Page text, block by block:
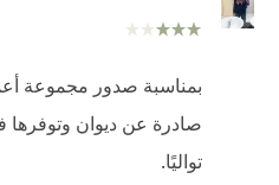
بمناسبة صدور مجموعة
صادرة عن ديوان وتوفرها
تواليًا.